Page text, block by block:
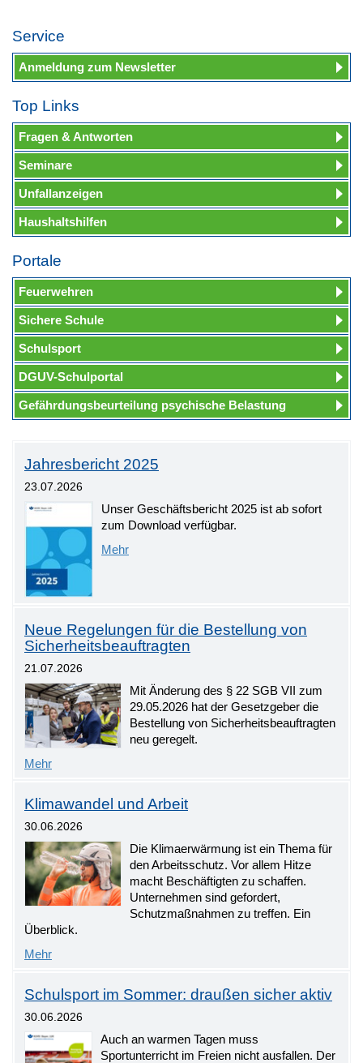
Service
Anmeldung zum Newsletter
Top Links
Fragen & Antworten
Seminare
Unfallanzeigen
Haushaltshilfen
Portale
Feuerwehren
Sichere Schule
Schulsport
DGUV-Schulportal
Gefährdungsbeurteilung psychische Belastung
Jahresbericht 2025
23.07.2026
Unser Geschäftsbericht 2025 ist ab sofort
zum Download verfügbar.
Mehr
Neue Regelungen für die Bestellung von
Sicherheitsbeauftragten
21.07.2026
Mit Änderung des § 22 SGB VII zum
29.05.2026 hat der Gesetzgeber die
Bestellung von Sicherheitsbeauftragten
neu geregelt.
Mehr
Klimawandel und Arbeit
30.06.2026
Die Klimaerwärmung ist ein Thema für
den Arbeitsschutz. Vor allem Hitze
macht Beschäftigten zu schaffen.
Unternehmen sind gefordert,
Schutzmaßnahmen zu treffen. Ein
Überblick.
Mehr
Schulsport im Sommer: draußen sicher aktiv
30.06.2026
Auch an warmen Tagen muss
Sportunterricht im Freien nicht ausfallen. Der